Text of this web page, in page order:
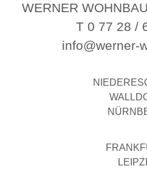
WERNER
T 0 77 28 /
info@werner-